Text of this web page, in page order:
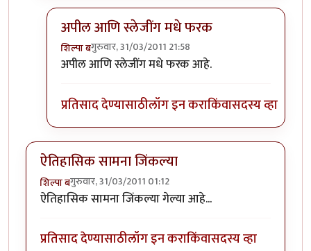
अपील आणि स्लेजींग मधे फरक
शिल्पा बगुरुवार, 31/03/2011 21:58
In reply toकिरण मोरे खुप जास्त अपील करत
अपील आणि स्लेजींग मधे फरक आहे.
प्रतिसाद देण्यासाठीलॉग इन कराकिंवासदस्य व्हा
ऐतिहासिक सामना जिंकल्या
शिल्पा बगुरुवार, 31/03/2011 01:12
ऐतिहासिक सामना जिंकल्या गेल्या आहे...
प्रतिसाद देण्यासाठीलॉग इन कराकिंवासदस्य व्हा